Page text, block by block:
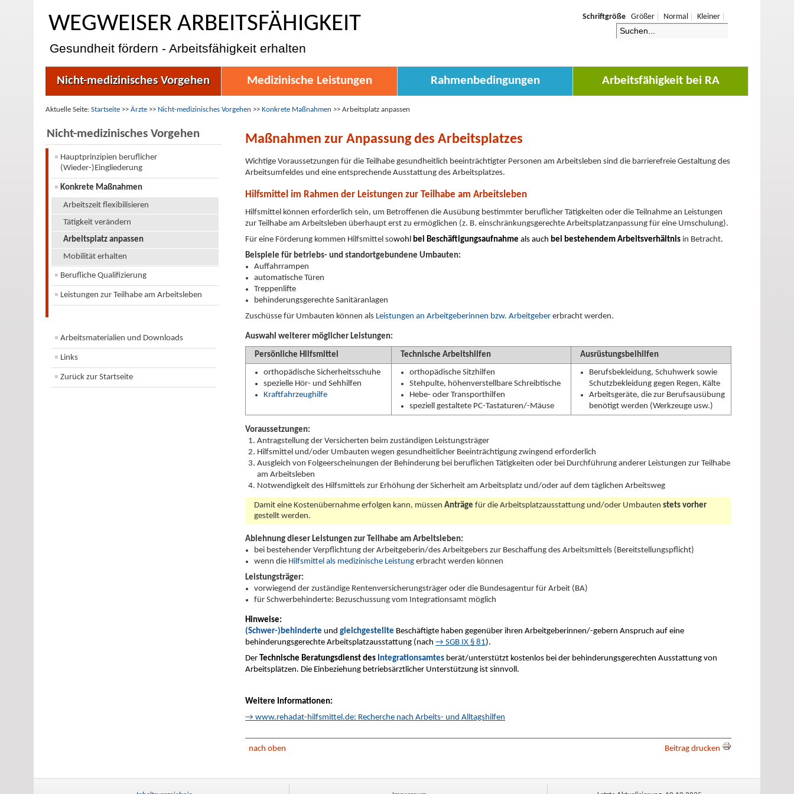
WEGWEISER ARBEITSFÄHIGKEIT
Gesundheit fördern - Arbeitsfähigkeit erhalten
Nicht-medizinisches Vorgehen Medizinische Leistungen Rahmenbedingungen Arbeitsfähigkeit bei RA
Schriftgröße Größer Normal Kleiner
Aktuelle Seite: Startseite >> Ärzte >> Nicht-medizinisches Vorgehen >> Konkrete Maßnahmen >> Arbeitsplatz anpassen
Nicht-medizinisches Vorgehen
Hauptprinzipien beruflicher
(Wieder-)Eingliederung
Konkrete Maßnahmen
Arbeitszeit flexibilisieren
Tätigkeit verändern
Arbeitsplatz anpassen
Mobilität erhalten
Berufliche Qualifizierung
Leistungen zur Teilhabe am Arbeitsleben
Arbeitsmaterialien und Downloads
Links
Zurück zur Startseite
Maßnahmen zur Anpassung des Arbeitsplatzes
Wichtige Voraussetzungen für die Teilhabe gesundheitlich beeinträchtigter Personen am Arbeitsleben sind die barrierefreie Gestaltung des
Arbeitsumfeldes und eine entsprechende Ausstattung des Arbeitsplatzes.
Hilfsmittel im Rahmen der Leistungen zur Teilhabe am Arbeitsleben
Hilfsmittel können erforderlich sein, um Betroffenen die Ausübung bestimmter beruflicher Tätigkeiten oder die Teilnahme an Leistungen
zur Teilhabe am Arbeitsleben überhaupt erst zu ermöglichen (z. B. einschränkungsgerechte Arbeitsplatzanpassung für eine Umschulung).
Für eine Förderung kommen Hilfsmittel sowohlbei Beschäftigungsaufnahme als auch bei bestehendem Arbeitsverhältnis in Betracht.
Beispiele für betriebs- und standortgebundene Umbauten:
Auffahrrampen
automatische Türen
Treppenlifte
behinderungsgerechte Sanitäranlagen
Zuschüsse für Umbauten können als Leistungen an Arbeitgeberinnen bzw. Arbeitgeber erbracht werden.
Auswahl weiterer möglicher Leistungen:
Persönliche Hilfsmittel Technische Arbeitshilfen
Ausrüstungsbeihilfen
orthopädische Sicherheitsschuhe
spezielle Hör- und Sehhilfen
Kraftfahrzeughilfe
orthopädische Sitzhilfen
Stehpulte, höhenverstellbare Schreibtische
Hebe- oder Transporthilfen
speziell gestaltete PC-Tastaturen/-Mäuse
Berufsbekleidung, Schuhwerk sowie
Schutzbekleidung gegen Regen, Kälte
Arbeitsgeräte, die zur Berufsausübung
benötigt werden (Werkzeuge usw.)
Voraussetzungen:
Antragstellung der Versicherten beim zuständigen Leistungsträger
Hilfsmittel und/oder Umbauten wegen gesundheitlicher Beeinträchtigung zwingend erforderlich
Ausgleich von Folgeerscheinungen der Behinderung bei beruflichen Tätigkeiten oder bei Durchführung anderer Leistungen zur Teilhabe
am Arbeitsleben
Notwendigkeit des Hilfsmittels zur Erhöhung der Sicherheit am Arbeitsplatz und/oder auf dem täglichen Arbeitsweg
Damit eine Kostenübernahme erfolgen kann, müssenAnträge für die Arbeitsplatzausstattung und/oder Umbauten stets vorher
gestellt werden.
Ablehnung dieser Leistungen zur Teilhabe am Arbeitsleben:
bei bestehender Verpflichtung der Arbeitgeberin/des Arbeitgebers zur Beschaffung des Arbeitsmittels (Bereitstellungspflicht)
wenn die Hilfsmittel als medizinische Leistung erbracht werden können
Leistungsträger:
vorwiegend der zuständige Rentenversicherungsträger oder die Bundesagentur für Arbeit (BA)
für Schwerbehinderte: Bezuschussung vom Integrationsamt möglich
Hinweise:
(Schwer-)behinderte undgleichgestellte Beschäftigte haben gegenüber ihren Arbeitgeberinnen/-gebern Anspruch auf eine
behinderungsgerechte Arbeitsplatzausstattung (nach→ SGB IX § 81).
Der Technische Beratungsdienst des Integrationsamtes berät/unterstützt kostenlos bei der behinderungsgerechten Ausstattung von
Arbeitsplätzen. Die Einbeziehung betriebsärztlicher Unterstützung ist sinnvoll.
Weitere Informationen:
→ www.rehadat-hilfsmittel.de: Recherche nach Arbeits- und Alltagshilfen
nach oben Beitrag drucken